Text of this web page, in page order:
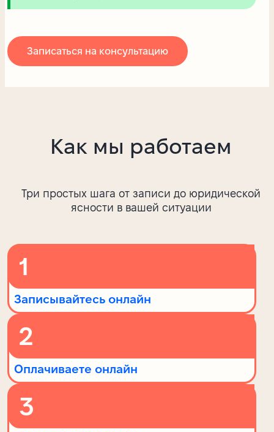
Записаться на консультацию
Как мы работаем
Три простых шага от записи до юридической
ясности в вашей ситуации
1
Записывайтесь онлайн
2
Оплачиваете онлайн
3